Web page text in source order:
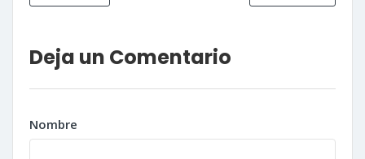
Deja un Comentario
Nombre